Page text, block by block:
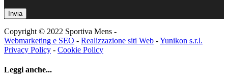
Copyright © 2022 Sportiva Mens -
Webmarketing e SEO - Realizzazione siti Web -Yunikon s.r.l.
Privacy Policy - Cookie Policy
Leggi anche...